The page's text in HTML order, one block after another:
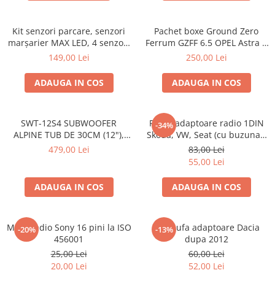
Kit senzori parcare, senzori
marșarier MAX LED, 4 senzori
negri -02287
149,00 Lei
ADAUGA IN COS
Pachet boxe Ground Zero
Ferrum GZFF 6.5 OPEL Astra J,
Astra K
250,00 Lei
ADAUGA IN COS
SWT-12S4 SUBWOOFER
ALPINE TUB DE 30CM (12"),
1000W
479,00 Lei
ADAUGA IN COS
-34%
Rama adaptoare radio 1DIN
Skoda, VW, Seat (cu buzunar)
40.145
83,00 Lei
55,00 Lei
ADAUGA IN COS
-20%
Mufa radio Sony 16 pini la ISO
456001
25,00 Lei
20,00 Lei
-13%
Set mufa adaptoare Dacia
dupa 2012
60,00 Lei
52,00 Lei